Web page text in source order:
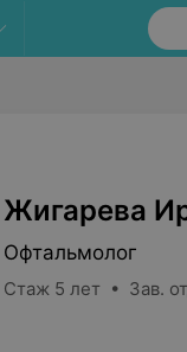
Жигарева
Офтальмолог
Стаж 5 лет • Зав.